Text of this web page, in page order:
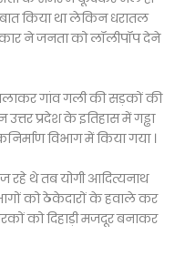
किया था लेकिन धरातल
ने जनता को लॉलीपॉप देने
चलाकर गांव गली की सड़कों की
प्रदेश के इतिहास में गड्ढा
विभाग में किया गया ।
रहे थे तब योगी आदित्यनाथ
को ठेकेदारों के हवाले कर
को दिहाड़ी मजदूर बनाकर